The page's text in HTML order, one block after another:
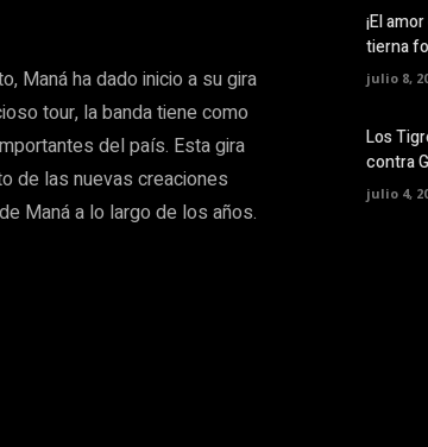
Maná ha dado inicio a su gira
tour, la banda tiene como
del país. Esta gira
de las nuevas creaciones
Maná a lo largo de los años.
¡El
tierna
julio 8,
Los
contra
julio 4,